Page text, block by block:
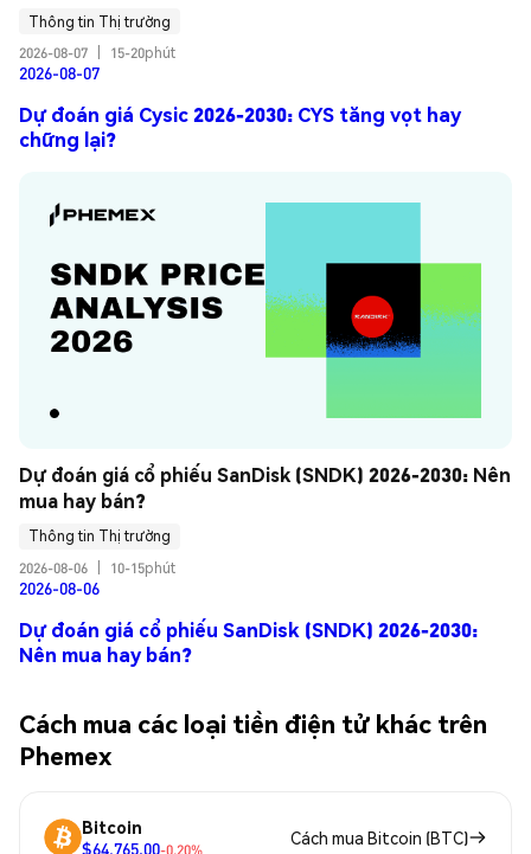
Thông tin Thị trường
2026-08-07
15-20phút
2026-08-07
Dự đoán giá Cysic 2026-2030: CYS tăng vọt hay
chững lại?
Dự đoán giá cổ phiếu SanDisk (SNDK) 2026-2030: Nên
mua hay bán?
Thông tin Thị trường
2026-08-06
10-15phút
2026-08-06
Dự đoán giá cổ phiếu SanDisk (SNDK) 2026-2030:
Nên mua hay bán?
Cách mua các loại tiền điện tử khác trên
Phemex
Bitcoin
$64,765.00-0.20%
Cách mua Bitcoin (BTC)